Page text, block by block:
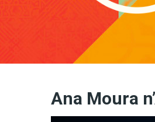
Ana Moura